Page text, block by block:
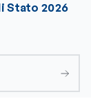
Stato 2026